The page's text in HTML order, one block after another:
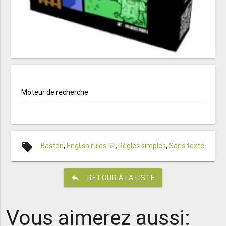
Moteur de recherche
local_offer Baston,English rules 💬,Règles simples,Sans texte
reply RETOUR À LA LISTE
Vous aimerez aussi: